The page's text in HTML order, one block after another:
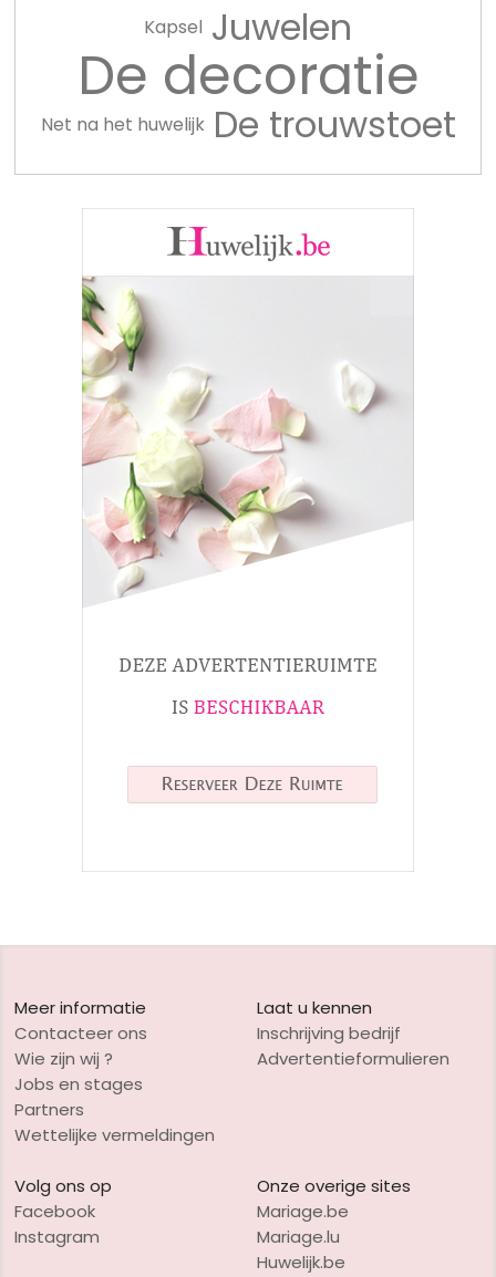
Kapsel Juwelen
De decoratie
Net na het huwelijk De trouwstoet
Meer informatie
Contacteer ons
Wie zijn wij ?
Jobs en stages
Partners
Wettelijke vermeldingen
Laat u kennen
Inschrijving bedrijf
Advertentieformulieren
Volg ons op
Facebook
Instagram
Onze overige sites
Mariage.be
Mariage.lu
Huwelijk.be